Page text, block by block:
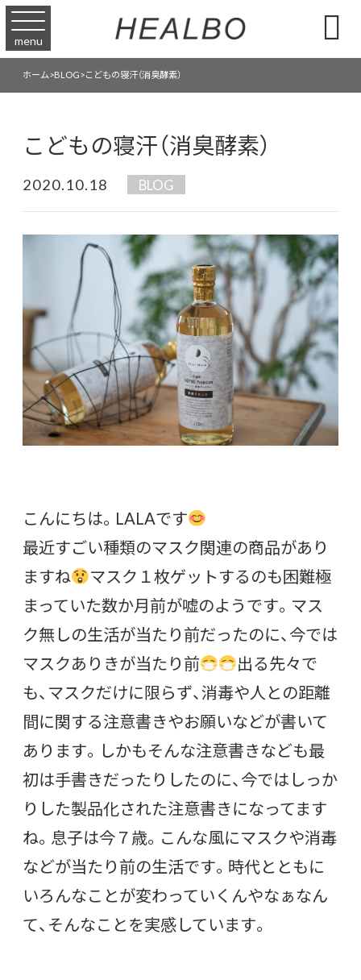
menu 
ホーム>BLOG>こどもの寝汗（消臭酵素）
こどもの寝汗（消臭酵素）
2020.10.18 BLOG
こんにちは。LALAです
最近すごい種類のマスク関連の商品があり
ますね
マスク１枚ゲットするのも困難極
まっていた数か月前が嘘のようです。マス
ク無しの生活が当たり前だったのに、今では
マスクありきが当たり前
出る先々で
も、マスクだけに限らず、消毒や人との距離
間に関する注意書きやお願いなどが書いて
あります。しかもそんな注意書きなども最
初は手書きだったりしたのに、今ではしっか
りした製品化された注意書きになってます
ね。息子は今７歳。こんな風にマスクや消毒
などが当たり前の生活です。時代とともに
いろんなことが変わっていくんやなぁなん
て、そんなことを実感しています。